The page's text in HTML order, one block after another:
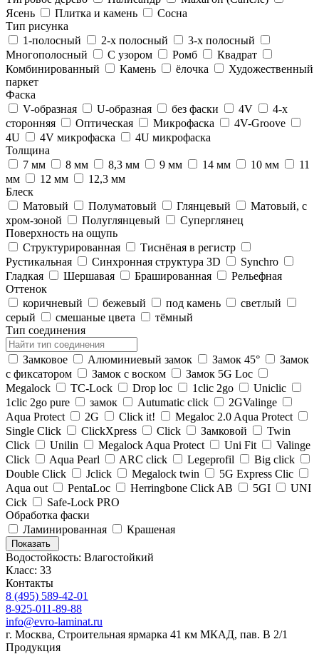
Ясень
Плитка и камень
Сосна
Тип рисунка
1-полосный
2-х полосный
3-х полосный
Многополосный
С узором Ромб
Квадрат
Комбинированный
Камень ёлочка
Художественный
паркет
Фаска
V-образная
U-образная без фаски 4V
4-х
сторонняя
Оптическая Микрофаска
4V-Groove
4U
4V микрофаска
4U микрофаска
Толщина
7 мм
8 мм 8,3 мм 9 мм 14 мм 10 мм
11
мм
12 мм
12,3 мм
Блеск
Матовый
Полуматовый Глянцевый
Матовый, с
хром-зоной
Полуглянцевый
Суперглянец
Поверхность на ощупь
Структурированная
Тиснёная в регистр
Рустикальная
Cинхронная структура 3D
Synchro
Гладкая
Шершавая Брашированная
Рельефная
Оттенок
коричневый
бежевый под камень
светлый
серый
смешаные цвета
тёмный
Тип соединения
Замковое Алюминиевый замок Замок 45°
Замок
с фиксатором
Замок с воском
Замок 5G Loc
Megalock
TС-Lock Drop loc 1clic 2go
Uniclic
1clic 2go pure
замок Autumatic click
2GValinge
Aqua Protect
2G Click it!
Megaloc 2.0 Aqua Protect
Single Click
ClickXpress Click Замковой
Twin
Click
Unilin Megalock Aqua Protect Uni Fit
Valinge
Click
Aqua Pearl ARC click Legeprofil
Big click
Double Click
Jclick Megalock twin
5G Express Clic
Aqua out
PentaLoc Herringbone Click AB 5GI
UNI
Cick
Safe-Lock PRO
Обработка фаски
Ламинированная
Крашеная
Показать
Водостойкость: Влагостойкий
Класс: 33
Контакты
8 (495) 589-42-01
8-925-011-89-88
info@evro-laminat.ru
г. Москва, Строительная ярмарка 41 км МКАД, пав. В 2/1
Продукция